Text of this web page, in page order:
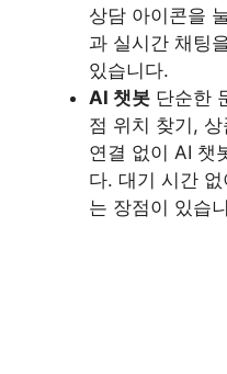
상담 아이콘을
과 실시간 채팅
있습니다.
AI 챗봇 단순한
점 위치 찾기,
연결 없이 AI 챗
다. 대기 시간
는 장점이 있습